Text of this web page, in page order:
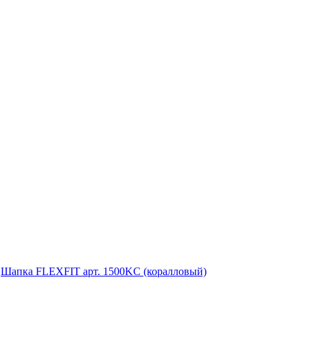
Шапка FLEXFIT арт. 1500KC (коралловый)